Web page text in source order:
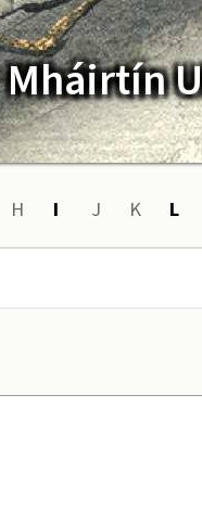
Mháirtín
H I J K L